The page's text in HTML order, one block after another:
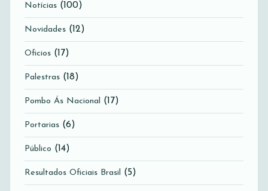
Notícias (100)
Novidades (12)
Oficios (17)
Palestras (18)
Pombo Ás Nacional (17)
Portarias (6)
Público (14)
Resultados Oficiais Brasil (5)